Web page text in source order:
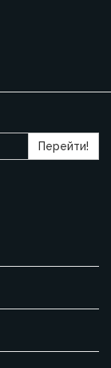
стол не
календарю.
Перейти!